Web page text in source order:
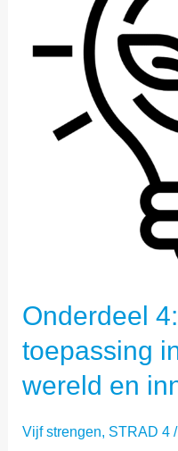
Onderdeel
toepassing
wereld en
Vijf strengen, STRAD 4/
IN
DE
EN